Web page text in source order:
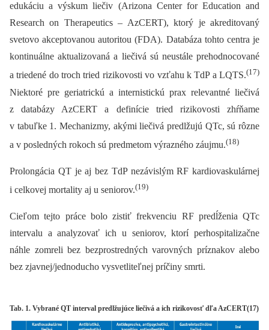
edukáciu a výskum liečiv (Arizona Center for Education and
Research on Therapeutics –⁠ AzCERT), ktorý je akreditovaný
svetovo akceptovanou autoritou (FDA). Databáza tohto centra je
kontinuálne aktualizovaná a liečivá sú neustále prehodnocované
a triedené do troch tried rizikovosti vo vzťahu k TdP a LQTS.(17)
Niektoré pre geriatrickú a internistickú prax relevantné liečivá
z databázy AzCERT a definície tried rizikovosti zhŕňame
v tabuľke 1. Mechanizmy, akými liečivá predlžujú QTc, sú rôzne
a v posledných rokoch sú predmetom výrazného záujmu.(18)
Prolongácia QT je aj bez TdP nezávislým RF kardiovaskulárnej
i celkovej mortality aj u seniorov.(19)
Cieľom tejto práce bolo zistiť frekvenciu RF predĺženia QTc
intervalu a analyzovať ich u seniorov, ktorí perhospitalizačne
náhle zomreli bez bezprostredných varovných príznakov alebo
bez zjavnej/jednoducho vysvetliteľnej príčiny smrti.
Tab. 1. Vybrané QT interval predlžujúce liečivá a ich rizikovosť dľa AzCERT(17)